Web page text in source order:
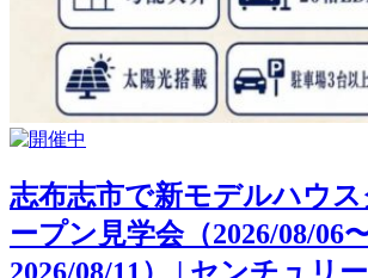
志布志市で新モデルハウ
ープン見学会（2026/08/06
2026/08/11） | センチュリ